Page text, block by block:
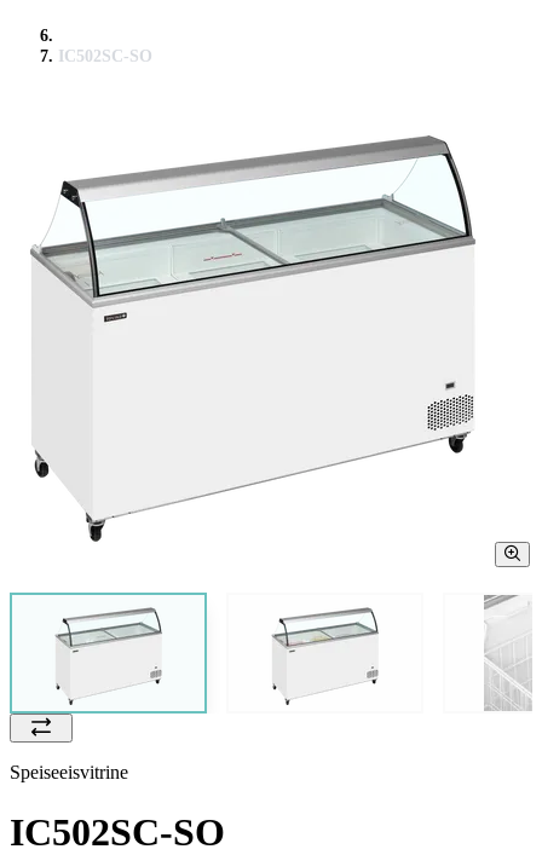
IC502SC-SO
Speiseeisvitrine
IC502SC-SO